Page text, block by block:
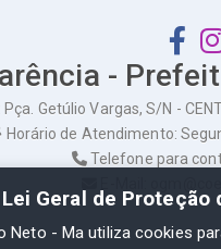
-
Pça. Getúlio Vargas, S/N -
Horário de Atendimento:
Telefone para
Geral de Proteção
- Ma utiliza cookies